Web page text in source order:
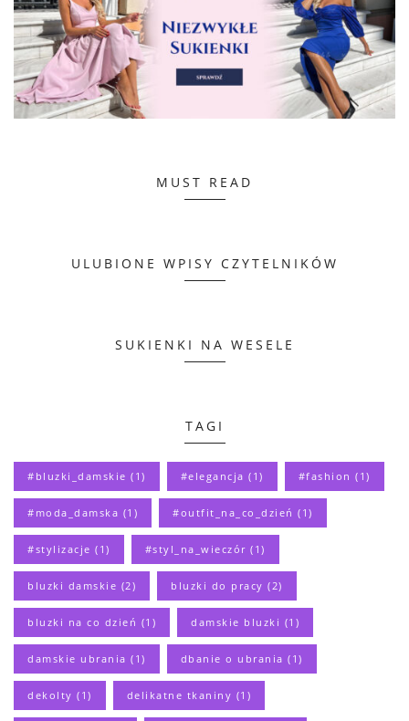
MUST READ
ULUBIONE WPISY CZYTELNIKÓW
SUKIENKI NA WESELE
TAGI
#bluzki_damskie (1) #elegancja (1) #fashion (1)
#moda_damska (1) #outfit_na_co_dzień (1)
#stylizacje (1) #styl_na_wieczór (1)
bluzki damskie (2) bluzki do pracy (2)
bluzki na co dzień (1) damskie bluzki (1)
damskie ubrania (1) dbanie o ubrania (1)
dekolty (1) delikatne tkaniny (1)